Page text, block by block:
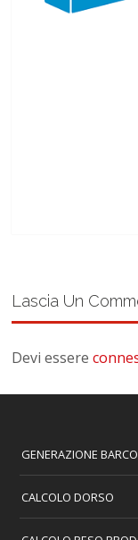
Lascia Un
Devi essere
GENERAZIONE
CALCOLO DORSO